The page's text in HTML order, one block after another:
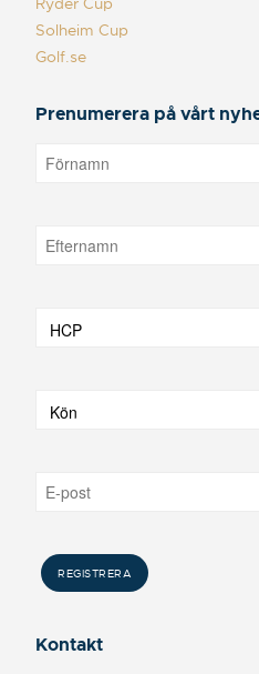
Solheim Cup
Golf.se
Prenumerera på vårt
Kontakt